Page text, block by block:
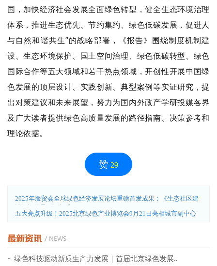
国，加快经济社会发展全面绿色转型，健全生态环境治理
体系，推进生态优先、节约集约、绿色低碳发展，促进人
与自然和谐共生”的战略部署，《报告》围绕制度机制建
设、生态环境保护、国土空间治理、绿色低碳转型、绿色
国际合作等五大领域和若干热点领域，开创性开展中国绿
色发展的顶层设计、实践创新、典型案例等实证研究，提
出对策建议和未来展望，努力为国内外政产学研投媒各界
及广大读者提供绿色高质量发展的路径指南、决策参考和
理论依据。
赞 29
2025年服贸会全球绿色经济发展论坛重磅首发成果：《生态社区建
五大亮点升级！2025北京绿色产业博览会9月21日亮相城市副中心
绿色科技驱动新质生产力发展｜首届北京绿色发展..